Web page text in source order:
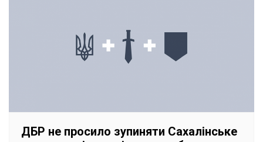
ДБР не просило зупиняти Сахалінське